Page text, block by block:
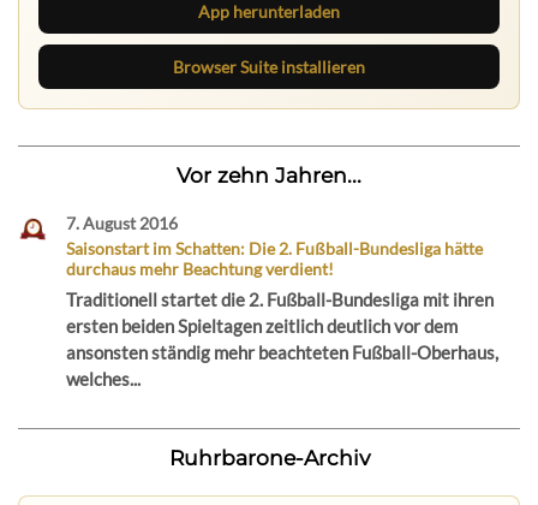
App herunterladen
Browser Suite installieren
Vor zehn Jahren...
7. August 2016
Saisonstart im Schatten: Die 2. Fußball-Bundesliga hätte
durchaus mehr Beachtung verdient!
Traditionell startet die 2. Fußball-Bundesliga mit ihren
ersten beiden Spieltagen zeitlich deutlich vor dem
ansonsten ständig mehr beachteten Fußball-Oberhaus,
welches...
Ruhrbarone-Archiv